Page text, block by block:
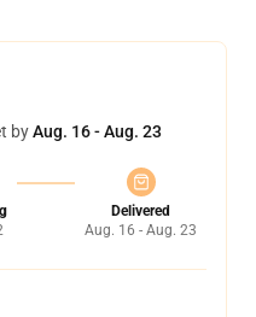
byAug. 16 - Aug. 23
Delivered
Aug. 16 - Aug. 23